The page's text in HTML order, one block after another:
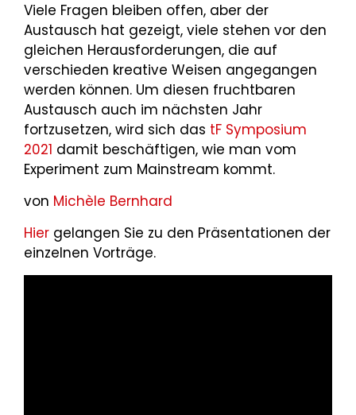
Viele Fragen bleiben offen, aber der
Austausch hat gezeigt, viele stehen vor den
gleichen Herausforderungen, die auf
verschieden kreative Weisen angegangen
werden können. Um diesen fruchtbaren
Austausch auch im nächsten Jahr
fortzusetzen, wird sich das tF Symposium
2021 damit beschäftigen, wie man vom
Experiment zum Mainstream kommt.
von Michèle Bernhard
Hier gelangen Sie zu den Präsentationen der
einzelnen Vorträge.